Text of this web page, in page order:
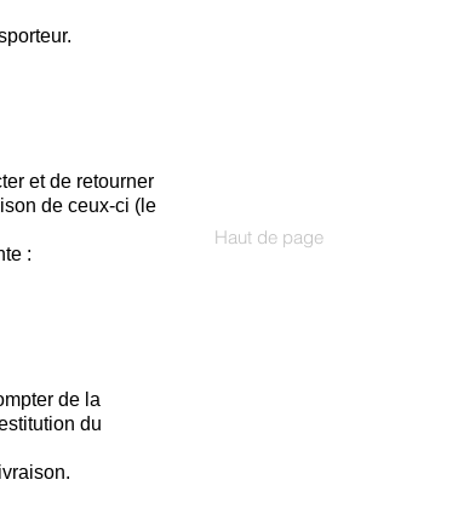
Haut de page
et de retourner
de ceux-ci (le
:
de la
du